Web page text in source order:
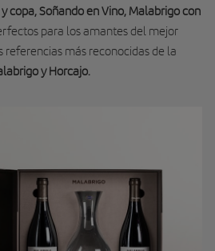
copa, Soñando en Vino, Malabrigo con
para los amantes del mejor
más reconocidas de la
y Horcajo.